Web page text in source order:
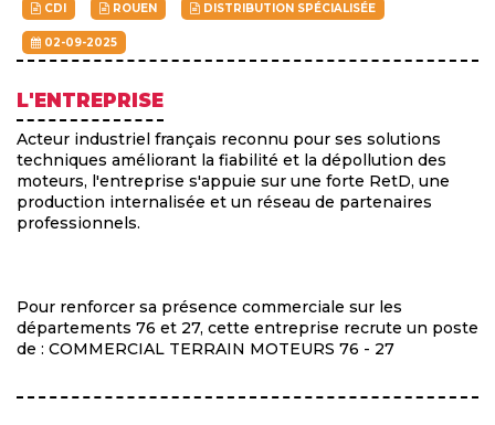
CDI ROUEN DISTRIBUTION SPÉCIALISÉE
02-09-2025
L'ENTREPRISE
Acteur industriel français reconnu pour ses solutions
techniques améliorant la fiabilité et la dépollution des
moteurs, l'entreprise s'appuie sur une forte RetD, une
production internalisée et un réseau de partenaires
professionnels.
Pour renforcer sa présence commerciale sur les
départements 76 et 27, cette entreprise recrute un poste
de : COMMERCIAL TERRAIN MOTEURS 76 - 27